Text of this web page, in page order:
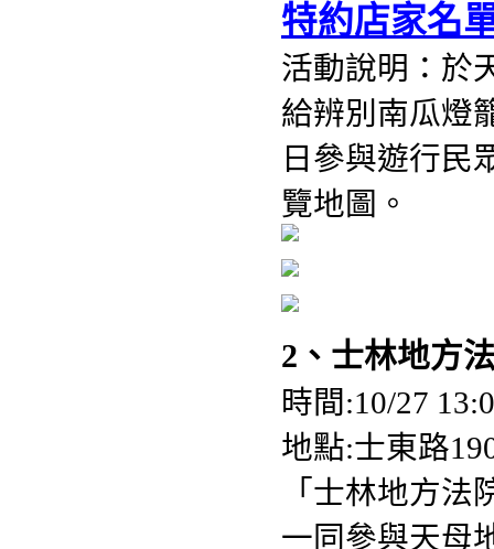
特約店家名
活動說明：於
給辨別南瓜燈
日參與遊行民
覽地圖。
2、士林地方
時間:10/27
地點:士東路
「士林地方
一同參與天母